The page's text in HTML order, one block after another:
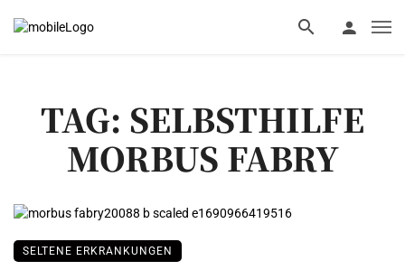
TAG: SELBSTHILFE
MORBUS FABRY
SELTENE ERKRANKUNGEN